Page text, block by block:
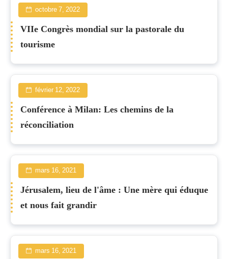
octobre 7, 2022
VIIe Congrès mondial sur la pastorale du
tourisme
février 12, 2022
Conférence à Milan: Les chemins de la
réconciliation
mars 16, 2021
Jérusalem, lieu de l'âme : Une mère qui éduque
et nous fait grandir
mars 16, 2021